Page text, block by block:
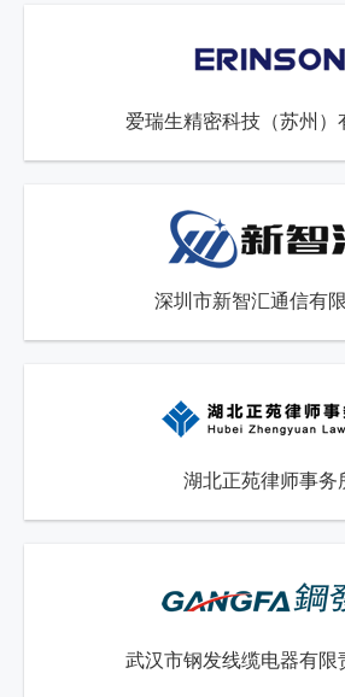
爱瑞生精密科技（苏州）
深圳市新智汇通信有
湖北正苑律师事务
武汉市钢发线缆电器有限